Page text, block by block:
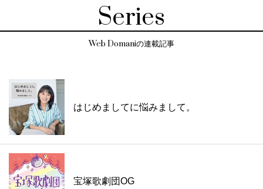
Series
Web Domaniの連載記事
はじめましてに悩みまして。
宝塚歌劇団OG